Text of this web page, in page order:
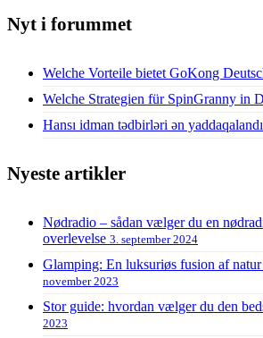
Nyt i forummet
Welche Vorteile bietet GoKong
Welche Strategien für SpinGranny in
Hansı idman tədbirləri ən
Nyeste artikler
Nødradio – sådan vælger du en
overlevelse 3. september 2024
Glamping: En luksuriøs fusion af
november 2023
Stor guide: hvordan vælger du den
2023